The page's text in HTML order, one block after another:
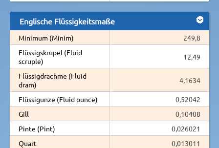
Englische Flüssigkeitsmaße
Minimum (Minim)
249,8
Flüssigskrupel (Fluid
scruple)
12,49
Flüssigdrachme (Fluid
dram)
4,1634
Flüssigunze (Fluid ounce)
0,52042
Gill
0,10408
Pinte (Pint)
0,026021
Quart
0,013011